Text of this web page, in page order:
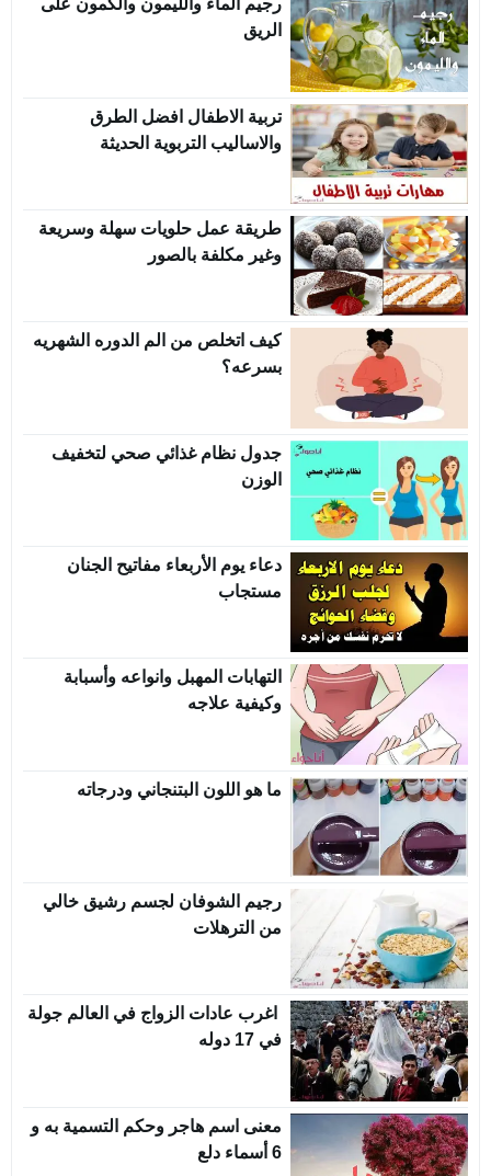
رجيم الماء والليمون والكمون على
الريق
تربية الاطفال افضل الطرق
والاساليب التربوية الحديثة
طريقة عمل حلويات سهلة وسريعة
وغير مكلفة بالصور
كيف اتخلص من الم الدوره الشهريه
بسرعه؟
جدول نظام غذائي صحي لتخفيف
الوزن
دعاء يوم الأربعاء مفاتيح الجنان
مستجاب
التهابات المهبل وانواعه وأسبابة
وكيفية علاجه
ما هو اللون البتنجاني ودرجاته
رجيم الشوفان لجسم رشيق خالي
من الترهلات
اغرب عادات الزواج في العالم جولة
في 17 دوله
معنى اسم هاجر وحكم التسمية به و
6 أسماء دلع